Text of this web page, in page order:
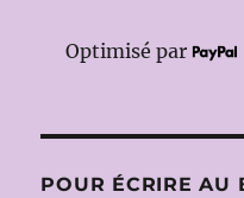
Optimisé par
POUR ÉCRIRE AU